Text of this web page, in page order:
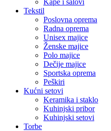
Kape i šalovi
Tekstil
Poslovna oprema
Radna oprema
Unisex majice
Ženske majice
Polo majice
Dečije majice
Sportska oprema
Peškiri
Kućni setovi
Keramika i staklo
Kuhinjski pribor
Kuhinjski setovi
Torbe